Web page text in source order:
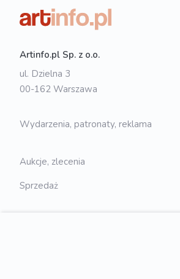
Artinfo.pl Sp. z o.o.
ul. Dzielna 3
00-162 Warszawa
Wydarzenia, patronaty, reklama
Aukcje, zlecenia
Sprzedaż